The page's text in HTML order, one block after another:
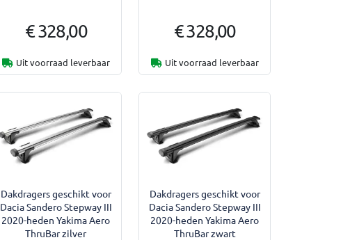
€ 328,00
Uit voorraad leverbaar
€ 328,00
Uit voorraad leverbaar
Dakdragers geschikt voor
Dacia Sandero Stepway III
2020-heden Yakima Aero
ThruBar zilver
Dakdragers geschikt voor
Dacia Sandero Stepway III
2020-heden Yakima Aero
ThruBar zwart